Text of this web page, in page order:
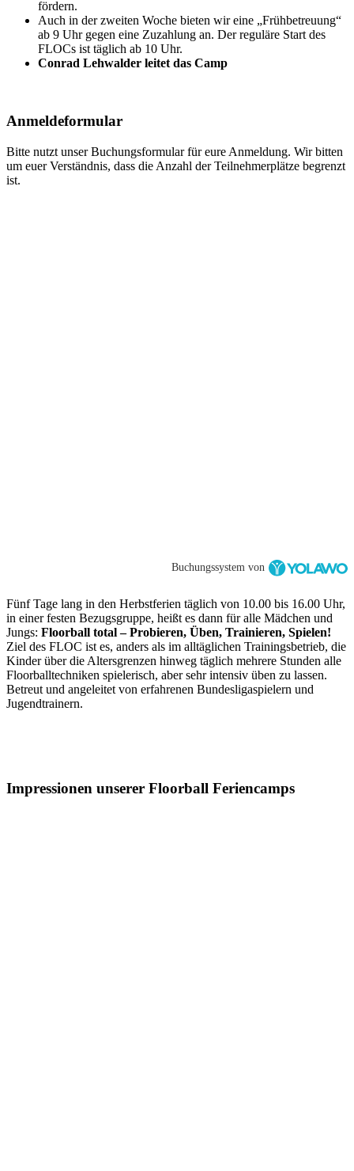
fördern.
Auch in der zweiten Woche bieten wir eine „Frühbetreuung“
ab 9 Uhr gegen eine Zuzahlung an. Der reguläre Start des
FLOCs ist täglich ab 10 Uhr.
Conrad Lehwalder leitet das Camp
Anmeldeformular
Bitte nutzt unser Buchungsformular für eure Anmeldung. Wir bitten
um euer Verständnis, dass die Anzahl der Teilnehmerplätze begrenzt
ist.
Buchungssystem von
Fünf Tage lang in den Herbstferien täglich von 10.00 bis 16.00 Uhr,
in einer festen Bezugsgruppe, heißt es dann für alle Mädchen und
Jungs: Floorball total – Probieren, Üben, Trainieren, Spielen!
Ziel des FLOC ist es, anders als im alltäglichen Trainingsbetrieb, die
Kinder über die Altersgrenzen hinweg täglich mehrere Stunden alle
Floorballtechniken spielerisch, aber sehr intensiv üben zu lassen.
Betreut und angeleitet von erfahrenen Bundesligaspielern und
Jugendtrainern.
Impressionen unserer Floorball Feriencamps